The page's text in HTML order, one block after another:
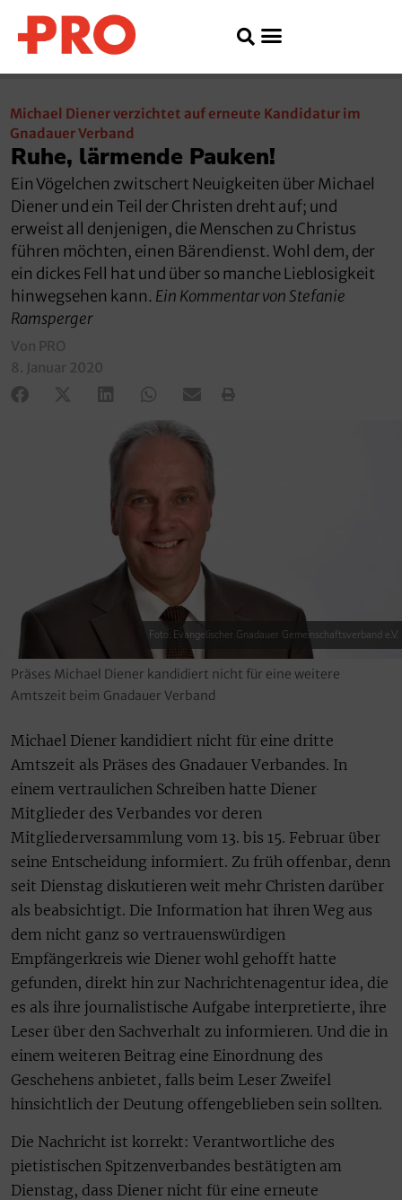
Michael Diener verzichtet auf erneute Kandidatur im
Gnadauer Verband
Ruhe, lärmende Pauken!
Ein Vögelchen zwitschert Neuigkeiten über Michael
Diener und ein Teil der Christen dreht auf; und
erweist all denjenigen, die Menschen zu Christus
führen möchten, einen Bärendienst. Wohl dem, der
ein dickes Fell hat und über so manche Lieblosigkeit
hinwegsehen kann. Ein Kommentar von Stefanie
Ramsperger
Von PRO
8. Januar 2020
Foto: Evangelischer Gnadauer Gemeinschaftsverband e.V.
Präses Michael Diener kandidiert nicht für eine weitere
Amtszeit beim Gnadauer Verband
Michael Diener kandidiert nicht für eine dritte
Amtszeit als Präses des Gnadauer Verbandes. In
einem vertraulichen Schreiben hatte Diener
Mitglieder des Verbandes vor deren
Mitgliederversammlung vom 13. bis 15. Februar über
seine Entscheidung informiert. Zu früh offenbar, denn
seit Dienstag diskutieren weit mehr Christen darüber
als beabsichtigt. Die Information hat ihren Weg aus
dem nicht ganz so vertrauenswürdigen
Empfängerkreis wie Diener wohl gehofft hatte
gefunden, direkt hin zur Nachrichtenagentur idea, die
es als ihre journalistische Aufgabe interpretierte, ihre
Leser über den Sachverhalt zu informieren. Und die in
einem weiteren Beitrag eine Einordnung des
Geschehens anbietet, falls beim Leser Zweifel
hinsichtlich der Deutung offengeblieben sein sollten.
Die Nachricht ist korrekt: Verantwortliche des
pietistischen Spitzenverbandes bestätigten am
Dienstag, dass Diener nicht für eine erneute